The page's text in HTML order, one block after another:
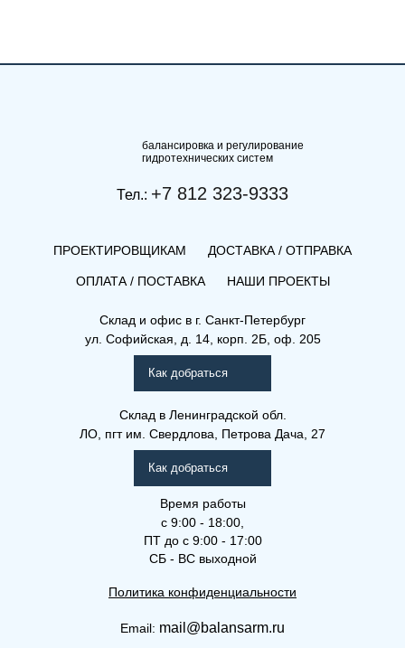
балансировка и регулирование
гидротехнических систем
Тел.: +7 812 323-9333
ПРОЕКТИРОВЩИКАМ ДОСТАВКА / ОТПРАВКА
ОПЛАТА / ПОСТАВКА НАШИ ПРОЕКТЫ
Склад и офис в г. Санкт-Петербург
ул. Софийская, д. 14, корп. 2Б, оф. 205
Как добраться
Склад в Ленинградской обл.
ЛО, пгт им. Свердлова, Петрова Дача, 27
Как добраться
Время работы
с 9:00 - 18:00,
ПТ до с 9:00 - 17:00
СБ - ВС выходной
Политика конфиденциальности
Email: mail@balansarm.ru